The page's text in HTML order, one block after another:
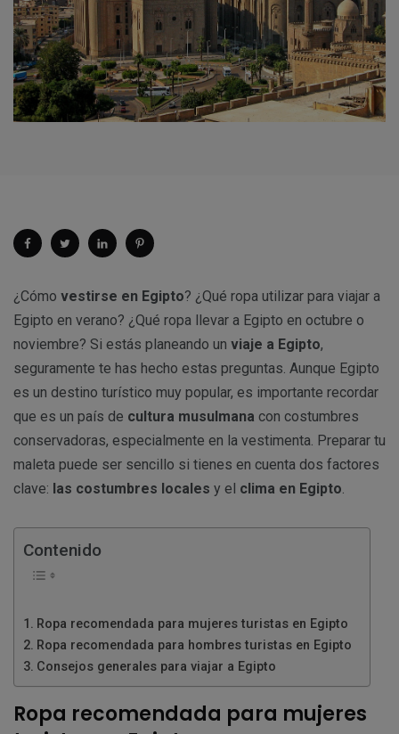
¿Cómo vestirse en Egipto? ¿Qué ropa utilizar para viajar a
Egipto en verano? ¿Qué ropa llevar a Egipto en octubre o
noviembre? Si estás planeando un viaje a Egipto,
seguramente te has hecho estas preguntas. Aunque Egipto
es un destino turístico muy popular, es importante recordar
que es un país de cultura musulmana con costumbres
conservadoras, especialmente en la vestimenta. Preparar tu
maleta puede ser sencillo si tienes en cuenta dos factores
clave: las costumbres locales y el clima en Egipto.
Contenido
Ropa recomendada para mujeres turistas en Egipto
Ropa recomendada para hombres turistas en Egipto
Consejos generales para viajar a Egipto
Ropa recomendada para mujeres